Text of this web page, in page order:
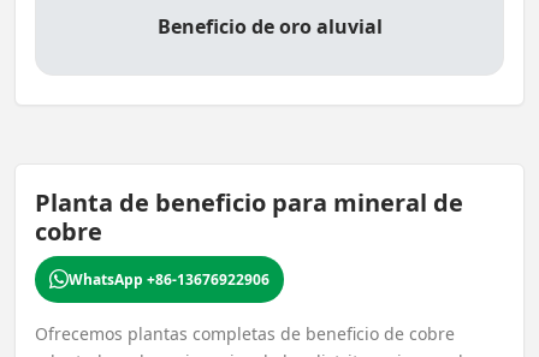
Beneficio de oro aluvial
Planta de beneficio para mineral de
cobre
WhatsApp +86-13676922906
Ofrecemos plantas completas de beneficio de cobre